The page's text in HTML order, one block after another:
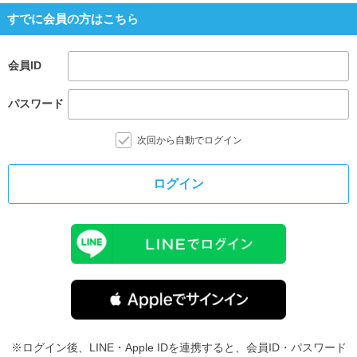
すでに会員の方はこちら
会員ID
パスワード
次回から自動でログイン
ログイン
※ログイン後、LINE・Apple IDを連携すると、会員ID・パスワード